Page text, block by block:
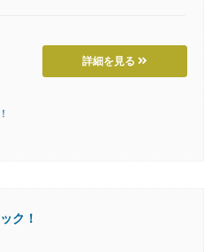
詳細を見る
ク！